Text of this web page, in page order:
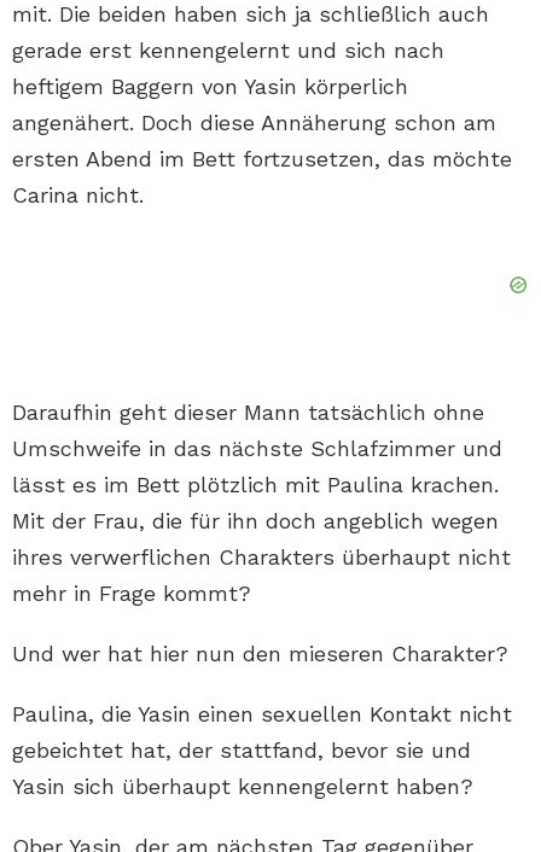
mit. Die beiden haben sich ja schließlich auch
gerade erst kennengelernt und sich nach
heftigem Baggern von Yasin körperlich
angenähert. Doch diese Annäherung schon am
ersten Abend im Bett fortzusetzen, das möchte
Carina nicht.
Daraufhin geht dieser Mann tatsächlich ohne
Umschweife in das nächste Schlafzimmer und
lässt es im Bett plötzlich mit Paulina krachen.
Mit der Frau, die für ihn doch angeblich wegen
ihres verwerflichen Charakters überhaupt nicht
mehr in Frage kommt?
Und wer hat hier nun den mieseren Charakter?
Paulina, die Yasin einen sexuellen Kontakt nicht
gebeichtet hat, der stattfand, bevor sie und
Yasin sich überhaupt kennengelernt haben?
Ober Yasin, der am nächsten Tag gegenüber